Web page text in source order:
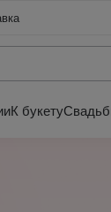
К букету